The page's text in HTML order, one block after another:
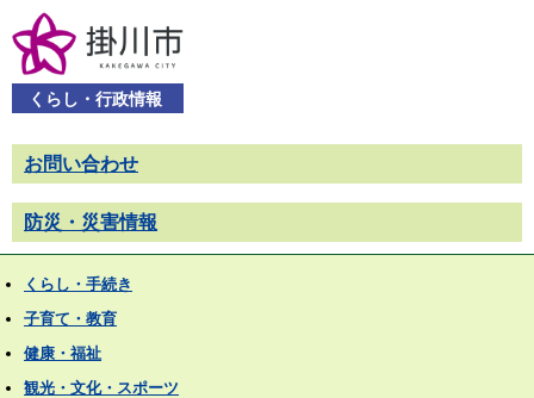
くらし・行政情報
お問い合わせ
防災・災害情報
くらし・手続き
子育て・教育
健康・福祉
観光・文化・スポーツ